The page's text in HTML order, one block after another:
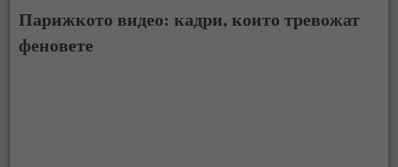
Парижкото видео: кадри, които тревожат
феновете